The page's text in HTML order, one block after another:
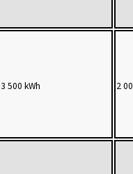
3 500 kWh 2